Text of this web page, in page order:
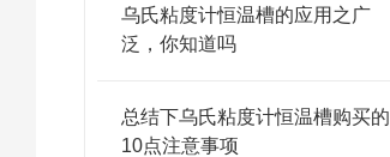
乌氏粘度计恒温槽的应用之广
泛，你知道吗
总结下乌氏粘度计恒温槽购买的
10点注意事项